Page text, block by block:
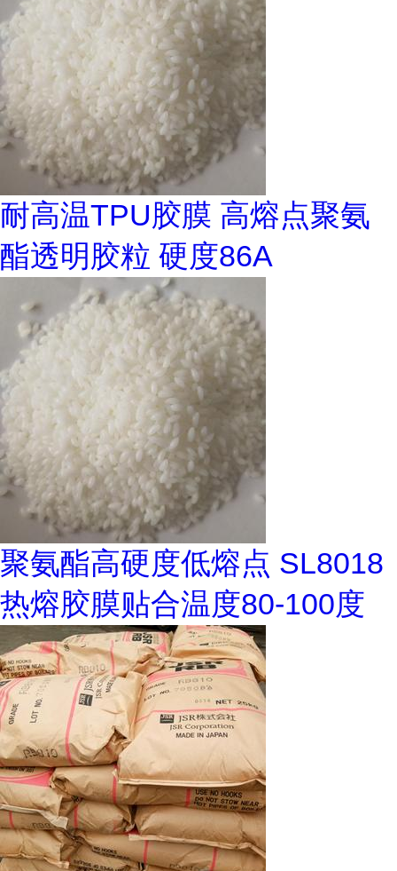
耐高温TPU胶膜 高熔点聚氨
酯透明胶粒 硬度86A
聚氨酯高硬度低熔点 SL8018
热熔胶膜贴合温度80-100度